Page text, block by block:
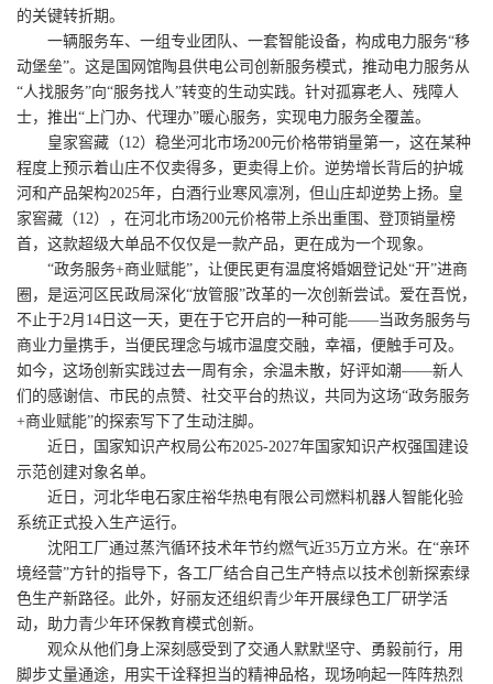
的关键转折期。
一辆服务车、一组专业团队、一套智能设备，构成电力服务“移
动堡垒”。这是国网馆陶县供电公司创新服务模式，推动电力服务从
“人找服务”向“服务找人”转变的生动实践。针对孤寡老人、残障人
士，推出“上门办、代理办”暖心服务，实现电力服务全覆盖。
皇家窖藏（12）稳坐河北市场200元价格带销量第一，这在某种
程度上预示着山庄不仅卖得多，更卖得上价。逆势增长背后的护城
河和产品架构2025年，白酒行业寒风凛冽，但山庄却逆势上扬。皇
家窖藏（12），在河北市场200元价格带上杀出重围、登顶销量榜
首，这款超级大单品不仅仅是一款产品，更在成为一个现象。
“政务服务+商业赋能”，让便民更有温度将婚姻登记处“开”进商
圈，是运河区民政局深化“放管服”改革的一次创新尝试。爱在吾悦，
不止于2月14日这一天，更在于它开启的一种可能——当政务服务与
商业力量携手，当便民理念与城市温度交融，幸福，便触手可及。
如今，这场创新实践过去一周有余，余温未散，好评如潮——新人
们的感谢信、市民的点赞、社交平台的热议，共同为这场“政务服务
+商业赋能”的探索写下了生动注脚。
近日，国家知识产权局公布2025-2027年国家知识产权强国建设
示范创建对象名单。
近日，河北华电石家庄裕华热电有限公司燃料机器人智能化验
系统正式投入生产运行。
沈阳工厂通过蒸汽循环技术年节约燃气近35万立方米。在“亲环
境经营”方针的指导下，各工厂结合自己生产特点以技术创新探索绿
色生产新路径。此外，好丽友还组织青少年开展绿色工厂研学活
动，助力青少年环保教育模式创新。
观众从他们身上深刻感受到了交通人默默坚守、勇毅前行，用
脚步丈量通途，用实干诠释担当的精神品格，现场响起一阵阵热烈